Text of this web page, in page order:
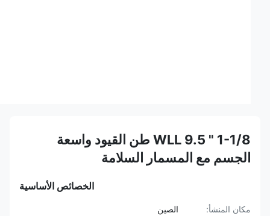
1-1/8 " WLL 9.5 طن القيود واسعة
الجسم مع المسمار السلامة
الخصائص الأساسية
مكان المنشأ:
الصين